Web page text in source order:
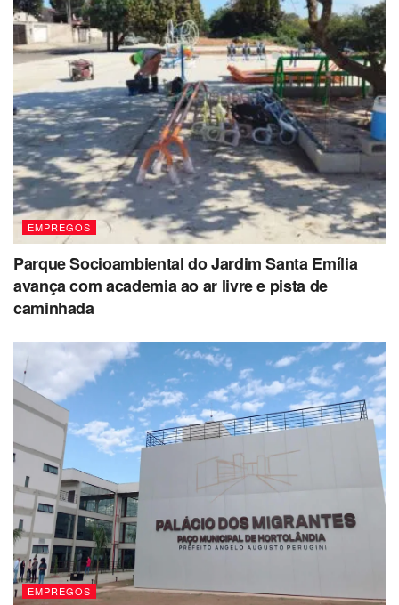
EMPREGOS
Parque Socioambiental do Jardim Santa Emília
avança com academia ao ar livre e pista de
caminhada
EMPREGOS